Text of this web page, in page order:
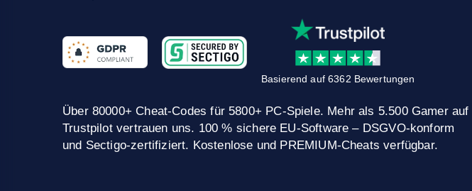
Basierend auf 6362 Bewertungen
Über 80000+ Cheat-Codes für 5800+ PC-Spiele. Mehr als 5.500 Gamer auf
Trustpilot vertrauen uns. 100 % sichere EU-Software – DSGVO-konform
und Sectigo-zertifiziert. Kostenlose und PREMIUM-Cheats verfügbar.